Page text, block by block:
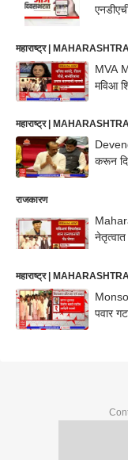
महाराष्ट्र |
MVA
मविआ
महाराष्ट्र |
करून
राजकारण
महाराष्ट्र |
पवार